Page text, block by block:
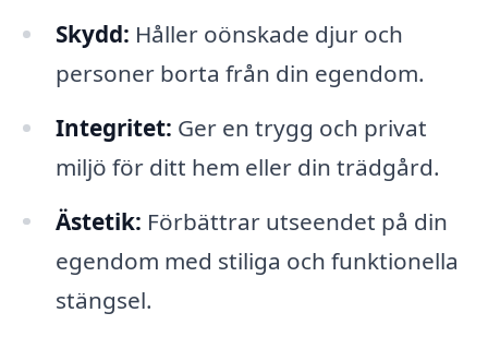
Skydd: Håller oönskade djur och
personer borta från din egendom.
Integritet: Ger en trygg och privat
miljö för ditt hem eller din trädgård.
Ästetik: Förbättrar utseendet på din
egendom med stiliga och funktionella
stängsel.